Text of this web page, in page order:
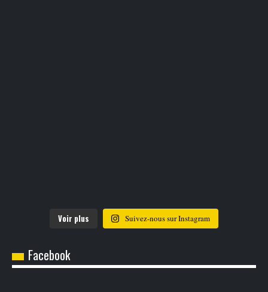
Voir plus Suivez-nous sur Instagram
Facebook